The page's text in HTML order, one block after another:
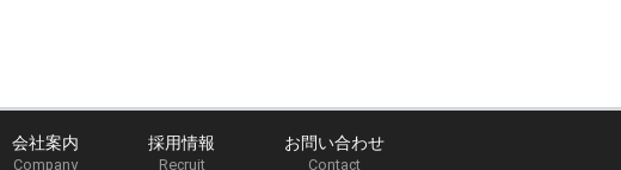
会社案内
Company
採用情報
Recruit
お問い合わせ
Contact